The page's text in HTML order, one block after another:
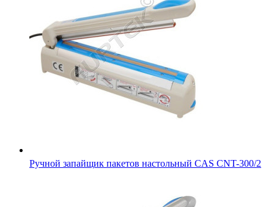
Ручной запайщик пакетов настольный CAS CNT-300/2